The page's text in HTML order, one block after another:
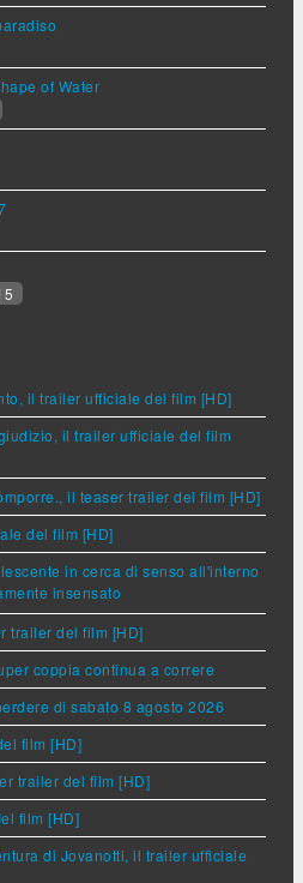
of Water
il trailer ufficiale del film [HD]
il trailer ufficiale del film
il teaser trailer del film [HD]
del film [HD]
in cerca di senso all'interno
insensato
trailer del film [HD]
coppia continua a correre
di sabato 8 agosto 2026
film [HD]
trailer del film [HD]
film [HD]
di Jovanotti, il trailer ufficiale